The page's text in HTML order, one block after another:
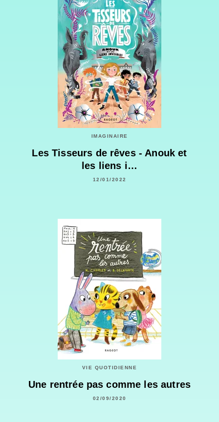
IMAGINAIRE
Les Tisseurs de rêves - Anouk et
les liens i…
12/01/2022
VIE QUOTIDIENNE
Une rentrée pas comme les autres
02/09/2020